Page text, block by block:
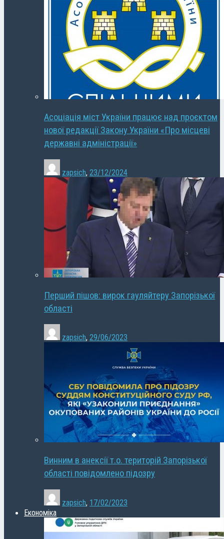
Асоціація міст України працює над проєктом
нової редакції Закону України «Про місцеві
державні адміністрації»
zapsich, 23/12/2024
Перший пішов: вирок гауляйтеру Запорізької
області
zapsich, 29/06/2023
Винним в анексії т.о. територій Запорізької
області повідомлено підозру
zapsich, 17/02/2023
Економіка